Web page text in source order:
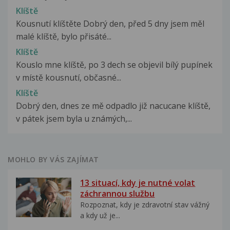
Klíště
Kousnutí klíštěte Dobrý den, před 5 dny jsem měl
malé klíště, bylo přisáté...
Klíště
Kouslo mne klíště, po 3 dech se objevil bílý pupínek
v místě kousnutí, občasné...
Klíště
Dobrý den, dnes ze mě odpadlo již nacucane klíště,
v pátek jsem byla u známých,...
MOHLO BY VÁS ZAJÍMAT
13 situací, kdy je nutné volat
záchrannou službu
Rozpoznat, kdy je zdravotní stav vážný
a kdy už je...